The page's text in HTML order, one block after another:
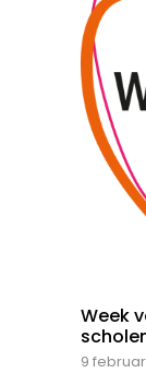
Week
9